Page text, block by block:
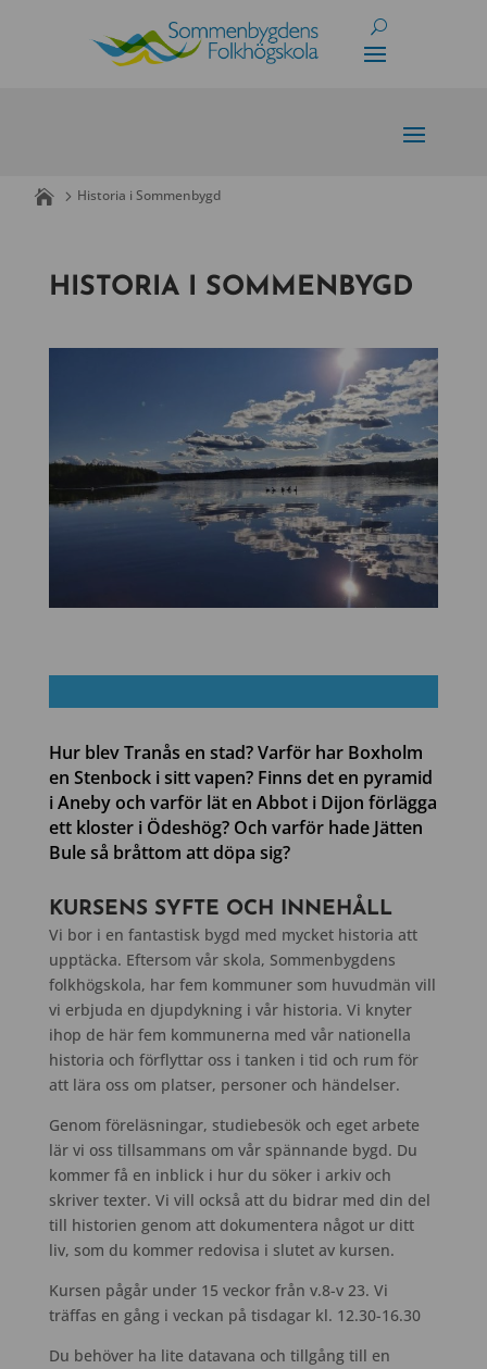
Historia i Sommenbygd
HISTORIA I SOMMENBYGD
Hur blev Tranås en stad?Varför har Boxholm
en Stenbock i sitt vapen? Finns det en pyramid
i Aneby och varför lät en Abbot i Dijon förlägga
ett kloster i Ödeshög? Och varför hade Jätten
Buleså bråttom att döpa sig?
KURSENS SYFTE OCH INNEHÅLL
Vi bor i en fantastisk bygd med mycket historia att
upptäcka. Eftersom vår skola, Sommenbygdens
folkhögskola, har fem kommuner som huvudmän vill
vi erbjuda en djupdykning i vår historia. Vi knyter
ihop de här fem kommunerna med vår nationella
historia och förflyttar oss i tanken i tid och rum för
att lära oss om platser, personer och händelser.
Genom föreläsningar, studiebesök och eget arbete
lär vi oss tillsammans om vår spännande bygd. Du
kommer få en inblick i hur du söker i arkiv och
skriver texter. Vi vill också att du bidrar med din del
till historien genom att dokumentera något ur ditt
liv, som du kommer redovisa i slutet av kursen.
Kursen pågår under 15 veckor från v.8-v 23. Vi
träffas en gång i veckan på tisdagar kl. 12.30-16.30
Du behöver ha lite datavana och tillgång till en